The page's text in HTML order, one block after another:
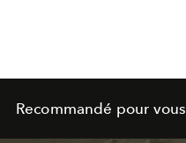
Recommandé pour vous